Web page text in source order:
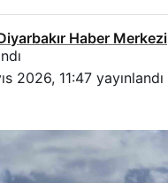
Haber Merkezi
2026, 11:47 yayınlandı